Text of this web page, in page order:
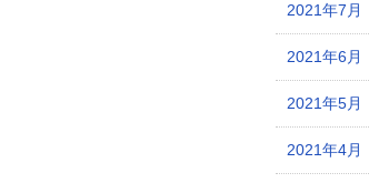
2021年7月
2021年6月
2021年5月
2021年4月